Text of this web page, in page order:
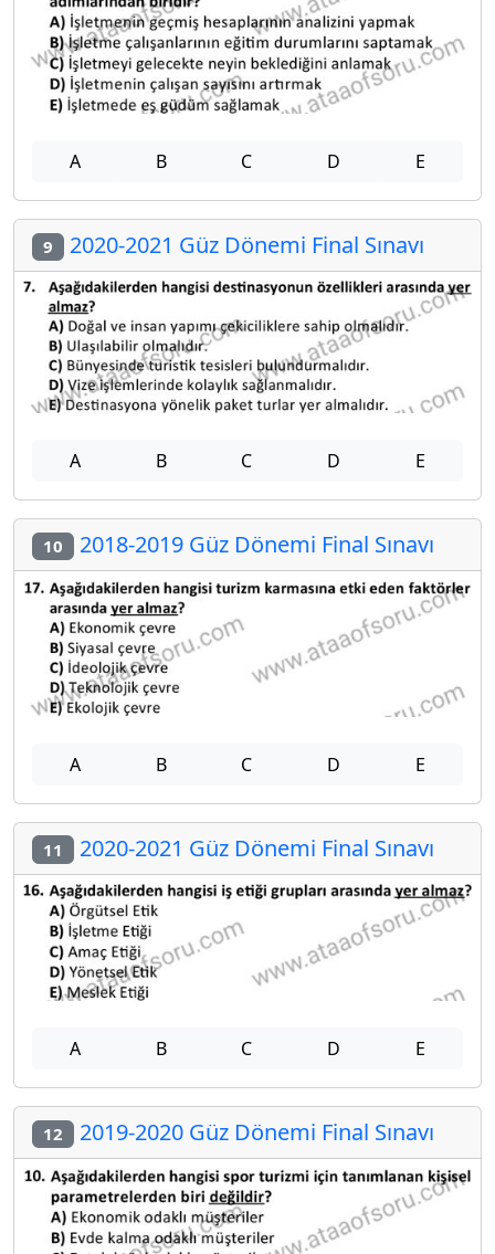
A B C D E
9 2020-2021 Güz Dönemi Final Sınavı
A B C D E
10 2018-2019 Güz Dönemi Final Sınavı
A B C D E
11 2020-2021 Güz Dönemi Final Sınavı
A B C D E
12 2019-2020 Güz Dönemi Final Sınavı